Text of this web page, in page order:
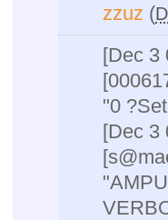
zzuz (
[Dec 3
"0
[Dec 3